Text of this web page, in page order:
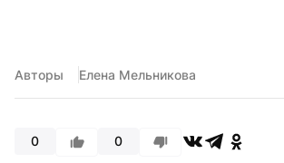
Авторы Елена Мельникова
0 0